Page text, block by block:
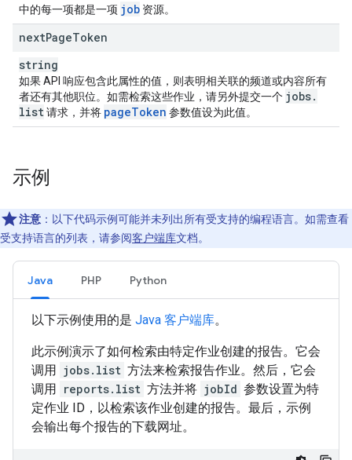
中的每一项都是一项 job 资源。
nextPageToken
string
如果 API 响应包含此属性的值，则表明相关联的频道或内容所有
者还有其他职位。如需检索这些作业，请另外提交一个 jobs.
list请求，并将 pageToken 参数值设为此值。
示例
注意 ：以下代码示例可能并未列出所有受支持的编程语言。如需查看
受支持语言的列表，请参阅客户端库文档。
Java PHP Python
以下示例使用的是 Java 客户端库。
此示例演示了如何检索由特定作业创建的报告。它会
调用 jobs.list 方法来检索报告作业。然后，它会
调用 reports.list 方法并将 jobId 参数设置为特
定作业 ID，以检索该作业创建的报告。最后，示例
会输出每个报告的下载网址。